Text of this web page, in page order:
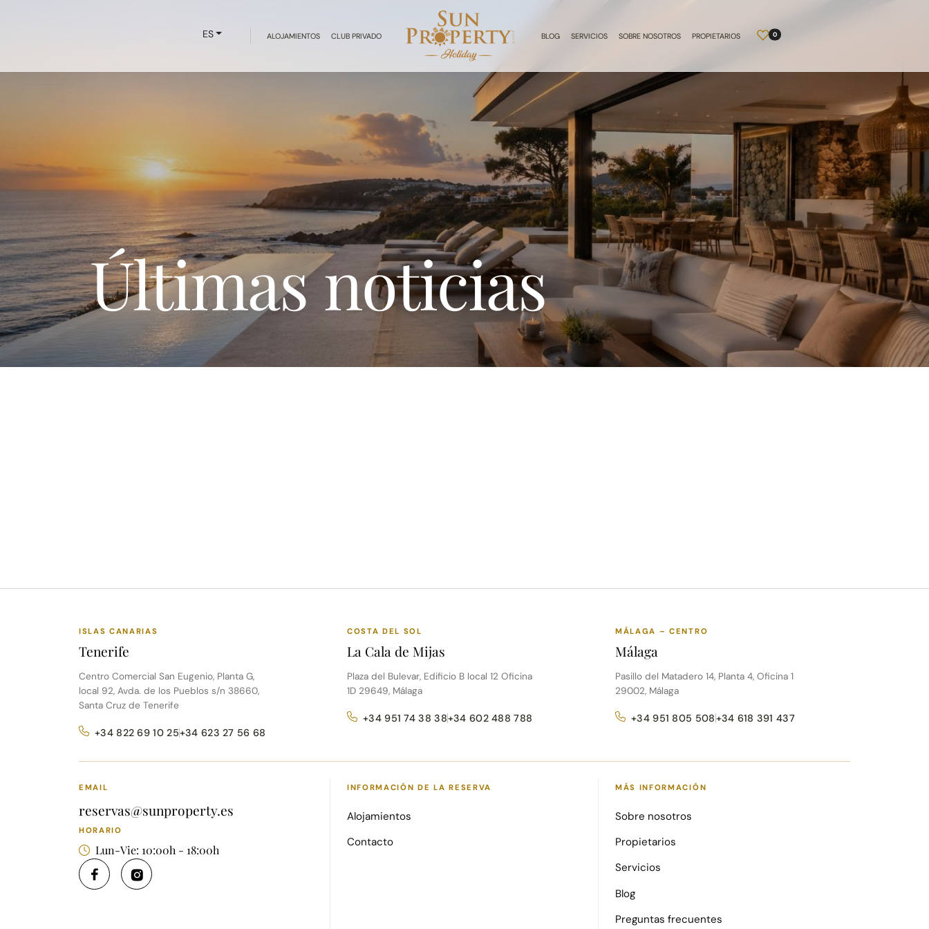
ES ALOJAMIENTOS CLUB PRIVADO BLOG SERVICIOS SOBRE NOSOTROS PROPIETARIOS 0
Últimas noticias
ISLAS CANARIAS
Tenerife
Centro Comercial San Eugenio, Planta G,
local 92, Avda. de los Pueblos s/n 38660,
Santa Cruz de Tenerife
+34 822 69 10 25+34 623 27 56 68
COSTA DEL SOL
La Cala de Mijas
Plaza del Bulevar, Edificio B local 12 Oficina
1D 29649, Málaga
+34 951 74 38 38+34 602 488 788
MÁLAGA – CENTRO
Málaga
Pasillo del Matadero 14, Planta 4, Oficina 1
29002, Málaga
+34 951 805 508+34 618 391 437
EMAIL
reservas@sunproperty.es
HORARIO
Lun-Vie: 10:00h - 18:00h
INFORMACIÓN DE LA RESERVA
Alojamientos
Contacto
MÁS INFORMACIÓN
Sobre nosotros
Propietarios
Servicios
Blog
Preguntas frecuentes